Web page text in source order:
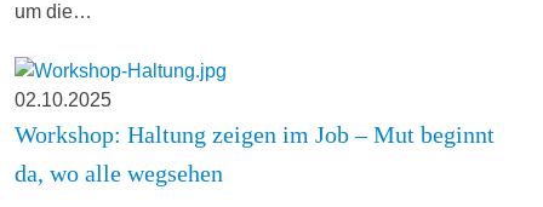
um die…
02.10.2025
Workshop: Haltung zeigen im Job – Mut beginnt
da, wo alle wegsehen